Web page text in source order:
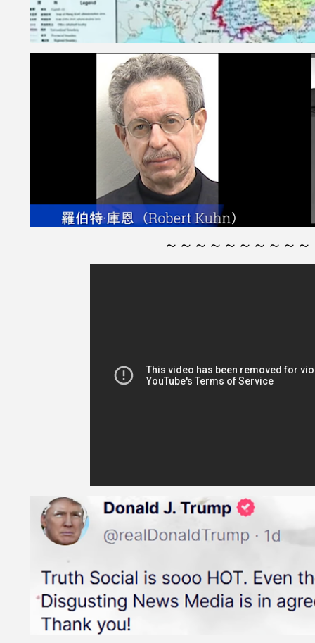
～～～～～～～～～～